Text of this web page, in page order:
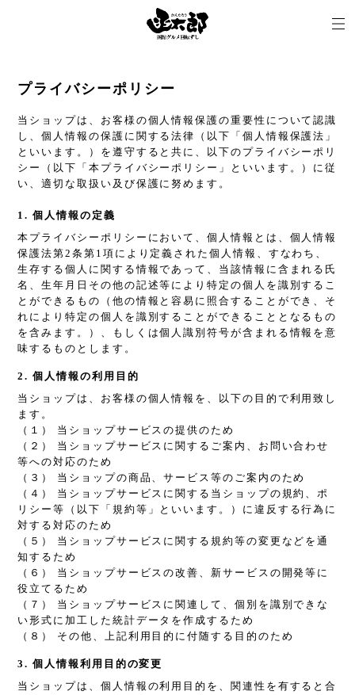
プライバシーポリシー
当ショップは、お客様の個人情報保護の重要性について認識
し、個人情報の保護に関する法律（以下「個人情報保護法」
といいます。）を遵守すると共に、以下のプライバシーポリ
シー（以下「本プライバシーポリシー」といいます。）に従
い、適切な取扱い及び保護に努めます。
1. 個人情報の定義
本プライバシーポリシーにおいて、個人情報とは、個人情報
保護法第2条第1項により定義された個人情報、すなわち、
生存する個人に関する情報であって、当該情報に含まれる氏
名、生年月日その他の記述等により特定の個人を識別するこ
とができるもの（他の情報と容易に照合することができ、そ
れにより特定の個人を識別することができることとなるもの
を含みます。）、もしくは個人識別符号が含まれる情報を意
味するものとします。
2. 個人情報の利用目的
当ショップは、お客様の個人情報を、以下の目的で利用致し
ます。
（１） 当ショップサービスの提供のため
（２） 当ショップサービスに関するご案内、お問い合わせ
等への対応のため
（３） 当ショップの商品、サービス等のご案内のため
（４） 当ショップサービスに関する当ショップの規約、ポ
リシー等（以下「規約等」といいます。）に違反する行為に
対する対応のため
（５） 当ショップサービスに関する規約等の変更などを通
知するため
（６） 当ショップサービスの改善、新サービスの開発等に
役立てるため
（７） 当ショップサービスに関連して、個別を識別できな
い形式に加工した統計データを作成するため
（８） その他、上記利用目的に付随する目的のため
3. 個人情報利用目的の変更
当ショップは、個人情報の利用目的を、関連性を有すると合